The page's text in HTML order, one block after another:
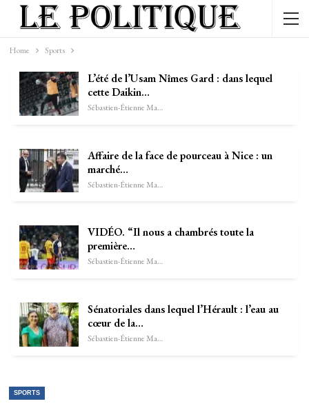
Home Sports
L’été de l’Usam Nîmes Gard : dans lequel
cette Daikin…
Sébastien-Étienne Marechal
Affaire de la face de pourceau à Nice : un
marché…
Sébastien-Étienne Marechal
VIDÉO. “Il nous a chambrés toute la
première…
Sébastien-Étienne Marechal
Sénatoriales dans lequel l’Hérault : l’eau au
cœur de la…
Sébastien-Étienne Marechal
SPORTS